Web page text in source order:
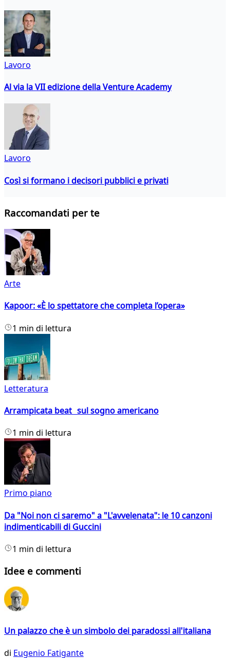
Lavoro
Al via la VII edizione della Venture Academy
Lavoro
Così si formano i decisori pubblici e privati
Raccomandati per te
Arte
Kapoor: «È lo spettatore che completa l’opera»
1 min di lettura
Letteratura
Arrampicata beat sul sogno americano
1 min di lettura
Primo piano
Da "Noi non ci saremo" a "L'avvelenata": le 10 canzoni
indimenticabili di Guccini
1 min di lettura
Idee e commenti
Un palazzo che è un simbolo dei paradossi all'italiana
di Eugenio Fatigante